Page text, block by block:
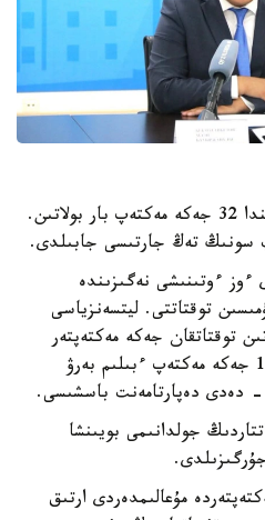
جىل باسىندا قىزىلوردا وبلىسىندا 32 جەكە مەكتەپ بار بولاتىن.
سونىڭ تەڭ جارتىسى جابىلدى.
اقپان ايلارىندا 4 ى ءوز ءوتىنىشى نەگىزىندە
توقتاتتى. ليتسەنزياسى
توقتاتقان جەكە مەكتەپتەر
سانى - 12. بۇگىنگى كۇنى 16 جەكە مەكتەپ ءبىلىم بەرۋ
دەدى دەپارتامەنت باسشىسى.
جولدانىمى بويىنشا
مۇعالىمدەردى ارتىق